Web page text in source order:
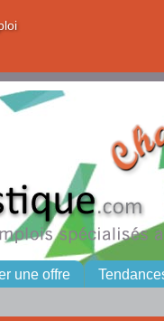
une offre